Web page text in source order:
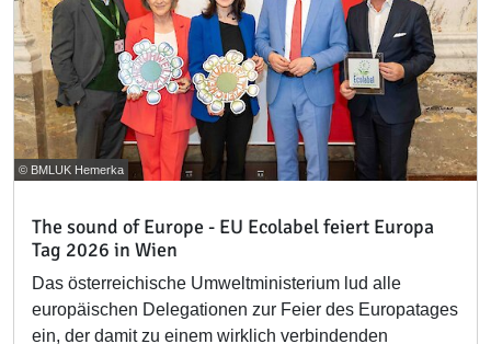
© BMLUK Hemerka
The sound of Europe - EU Ecolabel feiert Europa
Tag 2026 in Wien
Das österreichische Umweltministerium lud alle
europäischen Delegationen zur Feier des Europatages
ein, der damit zu einem wirklich verbindenden